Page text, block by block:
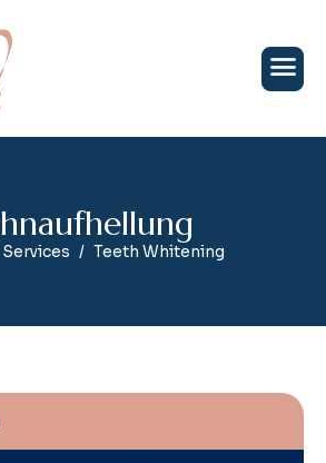
hnaufhellung
Services Teeth Whitening